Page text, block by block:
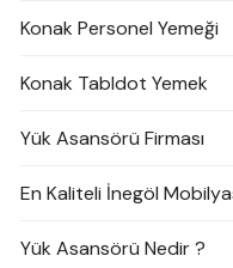
Konak Personel Yemeği
Konak Tabldot Yemek
Yük Asansörü Firması
En Kaliteli İnegöl
Yük Asansörü Nedir ?